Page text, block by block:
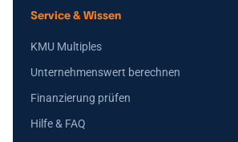
Service & Wissen
KMU Multiples
Unternehmenswert berechnen
Finanzierung prüfen
Hilfe & FAQ